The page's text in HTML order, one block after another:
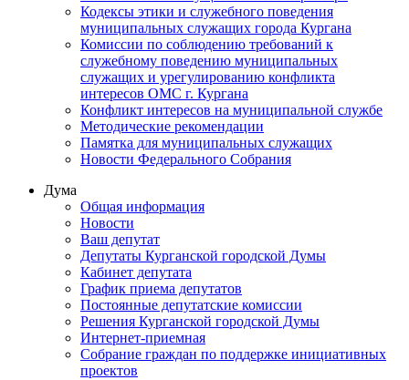
Кодексы этики и служебного поведения
муниципальных служащих города Кургана
Комиссии по соблюдению требований к
служебному поведению муниципальных
служащих и урегулированию конфликта
интересов ОМС г. Кургана
Конфликт интересов на муниципальной службе
Методические рекомендации
Памятка для муниципальных служащих
Новости Федерального Cобрания
Дума
Общая информация
Новости
Ваш депутат
Депутаты Курганской городской Думы
Кабинет депутата
График приема депутатов
Постоянные депутатские комиссии
Решения Курганской городской Думы
Интернет-приемная
Собрание граждан по поддержке инициативных
проектов